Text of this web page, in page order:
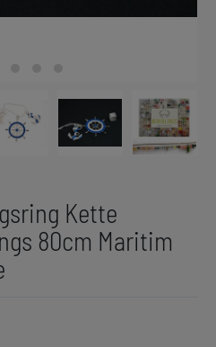
Kette
80cm Maritim